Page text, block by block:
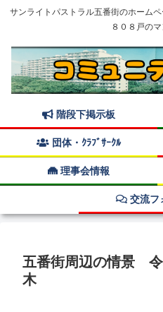
サンライトパストラル五番街のホーム
８０８戸のマ
階段下掲示板
団体・ｸﾗﾌﾞｻｰｸﾙ
理事会情報
交流フ
五番街周辺の情景
木